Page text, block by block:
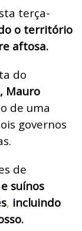
terça-
o território
aftosa.
do
Mauro
de uma
governos
de
suínos
, incluindo